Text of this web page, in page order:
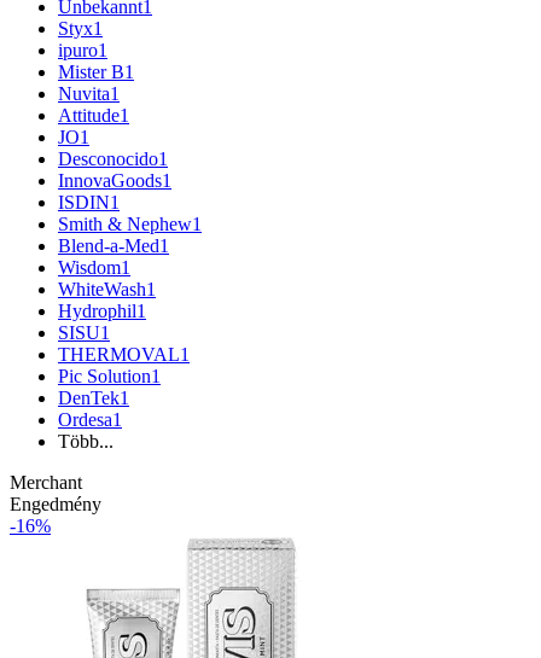
Unbekannt1
Styx1
ipuro1
Mister B1
Nuvita1
Attitude1
JO1
Desconocido1
InnovaGoods1
ISDIN1
Smith & Nephew1
Blend-a-Med1
Wisdom1
WhiteWash1
Hydrophil1
SISU1
THERMOVAL1
Pic Solution1
DenTek1
Ordesa1
Több...
Merchant
Engedmény
-16%